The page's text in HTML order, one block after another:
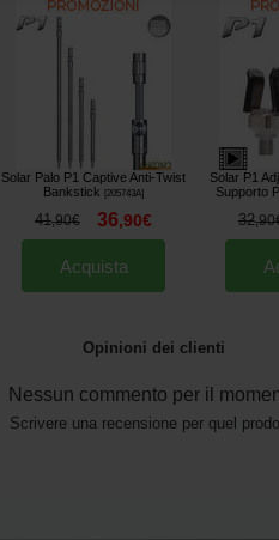
Solar Palo P1 Captive Anti-Twist
Bankstick
[205743A]
41,90€ 36,90€
Acquista
Solar P1
Supporto
32,90
Opinioni dei clienti
Nessun commento per il
Scrivere una recensione per quel